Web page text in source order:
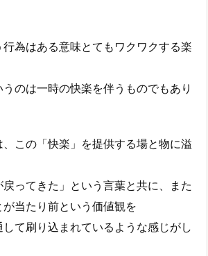
為はある意味とてもワクワクする楽
のは一時の快楽を伴うものでもあり
この「快楽」を提供する場と物に溢
ってきた」という言葉と共に、また
当たり前という価値観を
て刷り込まれているような感じがし